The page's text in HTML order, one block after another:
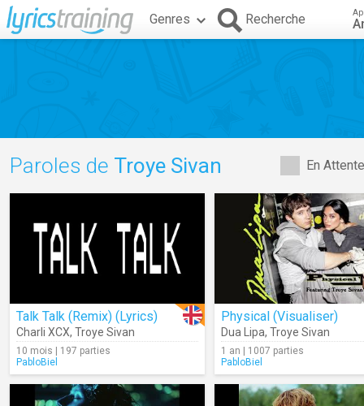
Genres Recherche
En
Paroles de Troye Sivan
Talk Talk (Remix) (Lyrics)
Charli XCX, Troye Sivan
10 mois | 197 parties
PabloBiel
Physical (Visualiser)
Dua Lipa, Troye Sivan
1 an | 1007 parties
PabloBiel